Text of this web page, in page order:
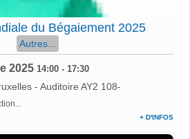
du Bégaiement 2025
Autres...
2025 14:00 - 17:30
- Auditoire AY2 108-
+ D'INFOS